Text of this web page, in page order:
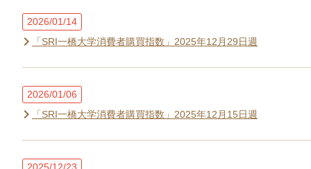
2026/01/14
「SRI一橋大学消費者購買指数」2025年12月29日週
2026/01/06
「SRI一橋大学消費者購買指数」2025年12月15日週